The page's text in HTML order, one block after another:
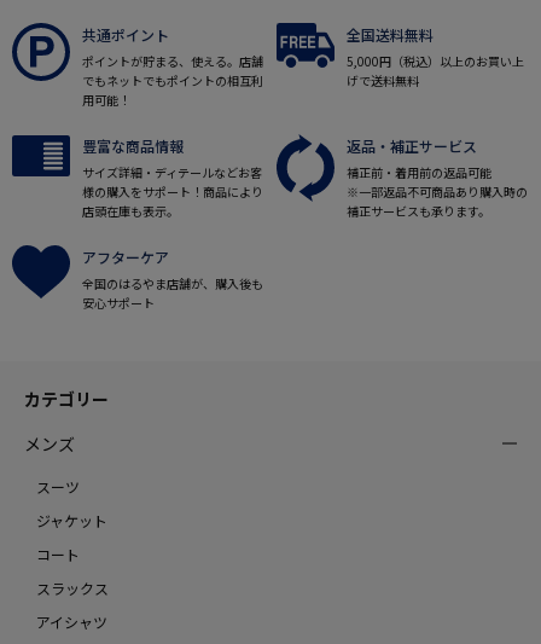
共通ポイント
ポイントが貯まる、使える。店舗
でもネットでもポイントの相互利
用可能！
全国送料無料
5,000円（税込）以上のお買い上
げで送料無料
豊富な商品情報
サイズ詳細・ディテールなどお客
様の購入をサポート！商品により
店頭在庫も表示。
返品・補正サービス
補正前・着用前の返品可能
※一部返品不可商品あり購入時の
補正サービスも承ります。
アフターケア
全国のはるやま店舗が、購入後も
安心サポート
カテゴリー
メンズ
スーツ
ジャケット
コート
スラックス
アイシャツ